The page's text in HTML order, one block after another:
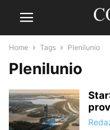
Home Tags Plenilunio
Plenilunio